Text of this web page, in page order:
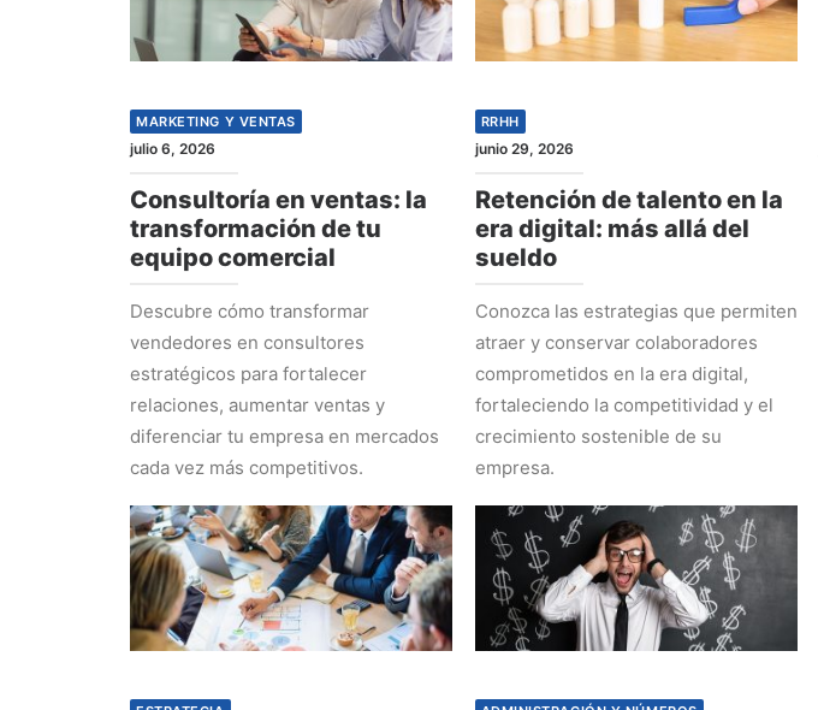
MARKETING Y VENTAS
julio 6, 2026
Consultoría en ventas: la
transformación de tu
equipo comercial
Descubre cómo transformar
vendedores en consultores
estratégicos para fortalecer
relaciones, aumentar ventas y
diferenciar tu empresa en mercados
cada vez más competitivos.
RRHH
junio 29, 2026
Retención de talento en la
era digital: más allá del
sueldo
Conozca las estrategias que permiten
atraer y conservar colaboradores
comprometidos en la era digital,
fortaleciendo la competitividad y el
crecimiento sostenible de su
empresa.